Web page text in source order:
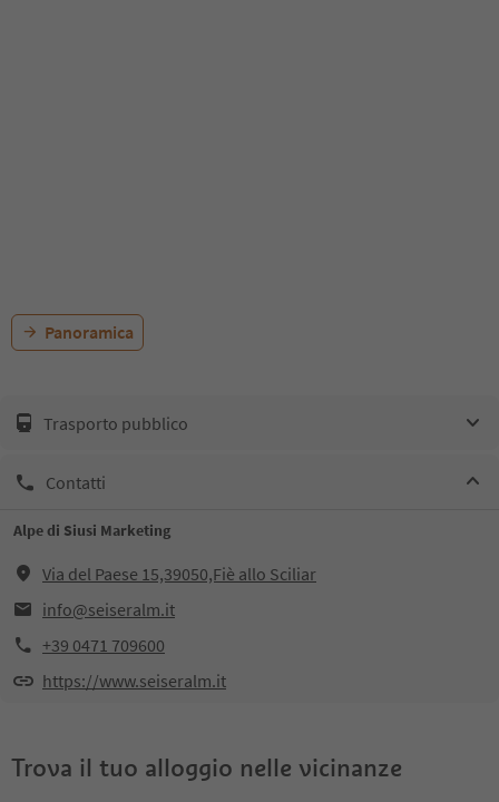
Panoramica
Trasporto pubblico
Contatti
Alpe di Siusi Marketing
Via del Paese 15,39050,Fiè allo Sciliar
info@seiseralm.it
+39 0471 709600
https://www.seiseralm.it
Trova il tuo alloggio nelle vicinanze